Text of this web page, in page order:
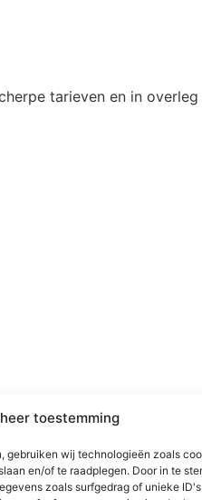
toestemming
gebruiken wij technologieën zoals
en/of te raadplegen. Door in te
zoals surfgedrag of unieke
tarieven en in